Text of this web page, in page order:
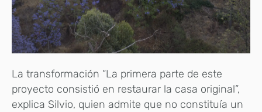
La transformación “La primera parte de este
proyecto consistió en restaurar la casa original”,
explica Silvio, quien admite que no constituía un